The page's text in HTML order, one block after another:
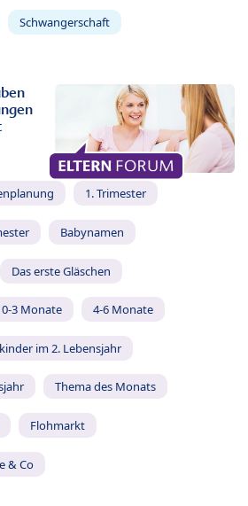
Schwangerschaft
1. Trimester
Babynamen
Das erste Gläschen
0-3 Monate 4-6 Monate
im 2. Lebensjahr
Thema des Monats
Flohmarkt
& Co